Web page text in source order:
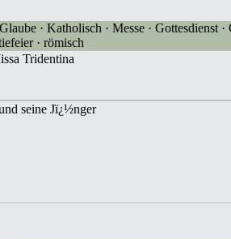
· Katholisch · Messe · Gottesdienst
· römisch